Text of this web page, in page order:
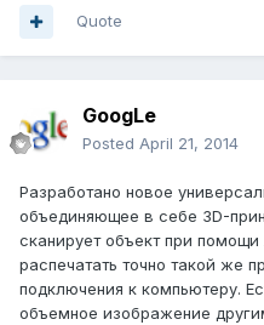
Quote
GoogLe
Posted April 21, 2014
Разработано новое
объединяющее в себе 3D-
сканирует объект при
распечатать точно такой же
подключения к компьютеру.
объемное изображение